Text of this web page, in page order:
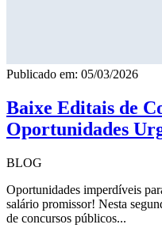
Publicado em: 05/03/2026
Baixe Editais de
Oportunidades
BLOG
Oportunidades imperdíveis
salário promissor! Nesta
de concursos públicos...